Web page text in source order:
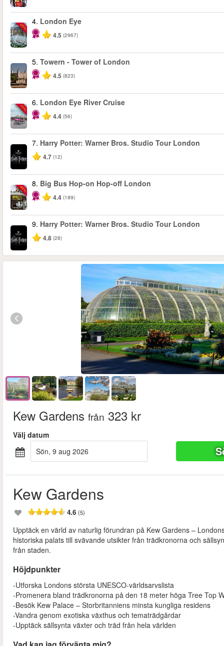
-25%
4. London Eye
4.5 (2967)
5. Towern - Tower of London
4.5 (823)
-10%
6. London Eye River Cruise
4.4 (56)
7. Harry Potter: Warner Bros. Studio Tour London
4.7 (12)
-40%
8. Big Bus Hop-on Hop-off London
4.4 (189)
9. Harry Potter: Warner Bros. Studio Tour London
4.8 (28)
Kew Gardens från 323 kr
Välj datum
sön, 9 aug 2026
Kew Gardens
4.6 (5)
Upptäck en värld av naturlig förundran på Kew Gardens –
historiska palats till svävande utsikter från trädkronorna och
från staden.
Höjdpunkter
-Utforska Londons största UNESCO-världsarvslista
-Promenera bland trädkronorna på den 18 meter höga Tree Top
-Besök Kew Palace – Storbritanniens minsta kungliga residens
-Vandra genom exotiska växthus och tematrädgårdar
-Upptäck sällsynta växter och träd från hela världen